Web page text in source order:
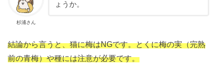
杉浦さん
ょうか。
結論から言うと、猫に梅はNGです。とくに梅の実（完熟
前の青梅）や種には注意が必要です。